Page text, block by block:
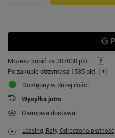
Możesz kupić za 307000 pkt.
Po zakupie otrzymasz 1535 pkt.
Dostępny w dużej ilości
Wysyłka jutro
Darmowa dostawa!
Leasing, Raty, Odroczona płatność